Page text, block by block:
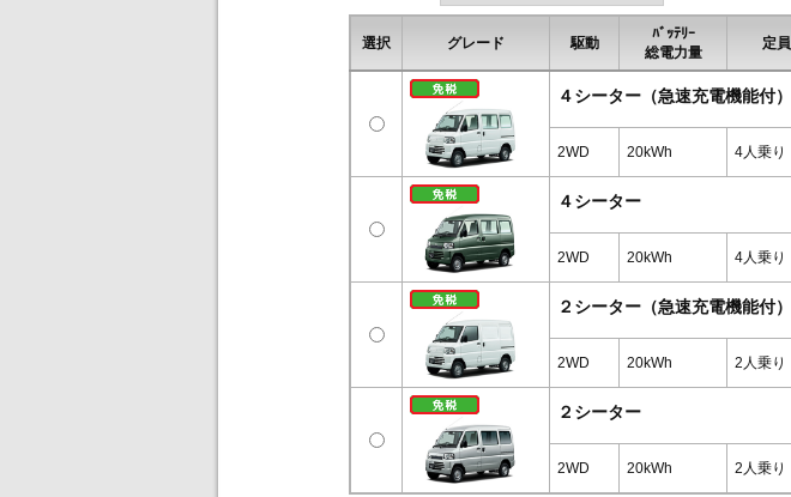
選択 グレード 駆動
ﾊﾞｯﾃﾘｰ
総電力量
定員
４シーター（急速充電機能付）
2WD 20kWh 4人乗り
４シーター
2WD 20kWh 4人乗り
２シーター（急速充電機能付）
2WD 20kWh 2人乗り
２シーター
2WD 20kWh 2人乗り